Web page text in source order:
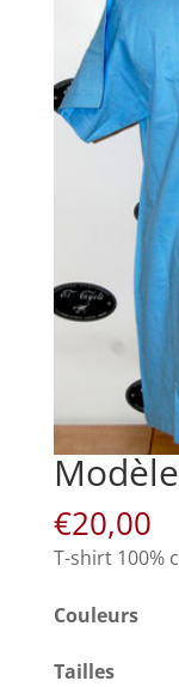
€20,00
T-shirt 100%
Couleurs
Tailles